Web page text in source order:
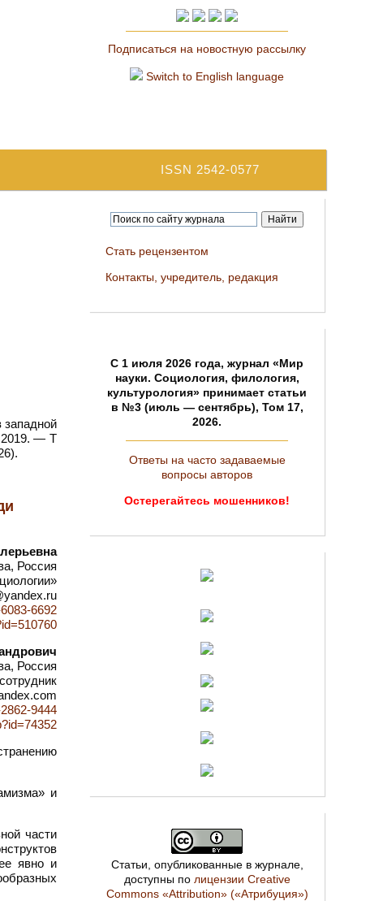
Подписаться на новостную рассылку
Switch to English language
ISSN 2542-0577
западной
2019. — Т
Россия
6692
Россия
9444
и
части
явно и
Стать рецензентом
Контакты, учредитель, редакция
C 1 июля 2026 года, журнал «Мир
науки. Социология, филология,
культурология» принимает статьи
в №3 (июль — сентябрь), Том 17,
2026.
Ответы на часто задаваемые
вопросы авторов
Остерегайтесь мошенников!
Статьи, опубликованные в журнале,
доступны по лицензии Creative
Commons «Attribution» («Атрибуция»)